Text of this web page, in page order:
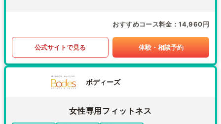
おすすめコース料金 14,960円
公式サイトで見る 体験・相談予約
ボディーズ
女性専用フィットネス